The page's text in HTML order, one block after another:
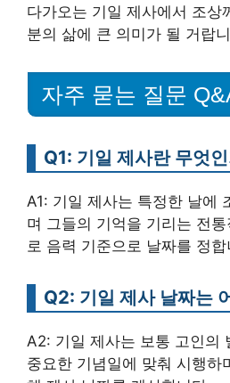
다가오는 기일 제사에서 조상
분의 삶에 큰 의미가 될 거랍
자주 묻는 질문
Q1: 기일 제사란 무엇
A1: 기일 제사는 특정한 날에
며 그들의 기억을 기리는 전
로 음력 기준으로 날짜를 정합
Q2: 기일 제사 날짜는
A2: 기일 제사는 보통 고인의
중요한 기념일에 맞춰 시행하